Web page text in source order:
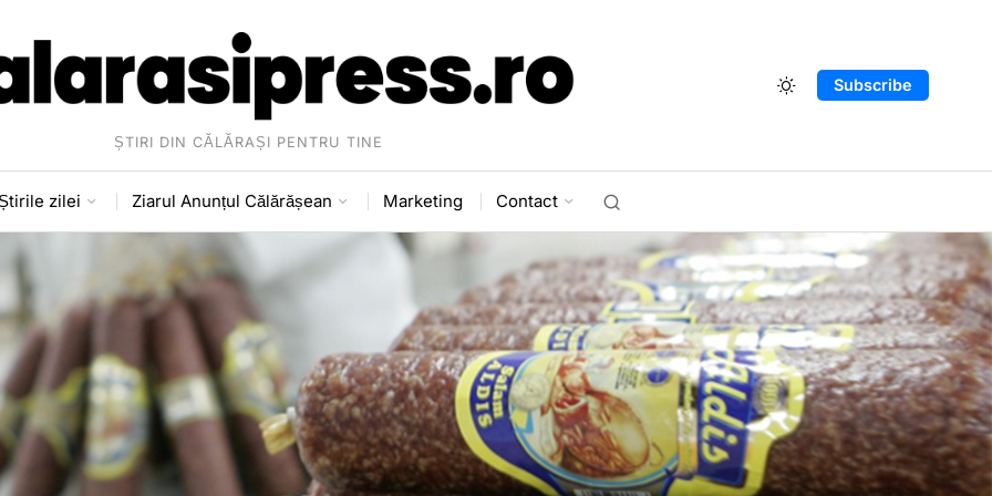
ȘTIRI DIN CĂLĂRAȘI PENTRU TINE
Subscribe
zilei Ziarul Anunțul Călărășean Marketing Contact